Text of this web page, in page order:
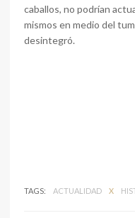
caballos, no podrían
mismos en medio del
desintegró.
TAGS: ACTUALIDAD X